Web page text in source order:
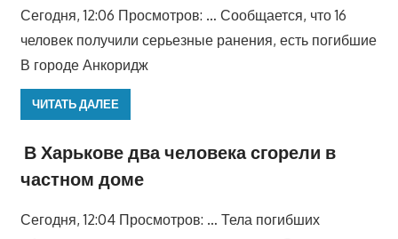
Сегодня, 12:06 Просмотров: … Сообщается, что 16
человек получили серьезные ранения, есть погибшие
В городе Анкоридж
ЧИТАТЬ ДАЛЕЕ
В Харькове два человека сгорели в
частном доме
Сегодня, 12:04 Просмотров: … Тела погибших